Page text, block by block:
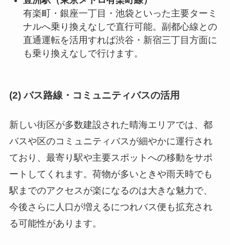
有楽町・銀座一丁目・池袋といった主要ターミ
ナルへ乗り換えなしで直行可能。副都心線との
直通運転を活用すれば渋谷・新宿三丁目方面に
も乗り換えなしで行けます。
(2) バス路線・コミュニティバスの活用
新しい街区が多数建設された晴海エリアでは、都
バスや区のコミュニティバスが細やかに運行され
ており、最寄り駅や主要スポットへの移動をサポ
ートしてくれます。荷物が多いときや雨天時でも
駅までのアクセスが楽になるのは大きな魅力で、
今後さらに人口が増えるにつれバス便も拡充され
る可能性があります。